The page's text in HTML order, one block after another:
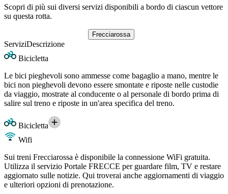
Scopri di più sui diversi servizi disponibili a bordo di ciascun vettore
su questa rotta.
Frecciarossa
ServiziDescrizione
Bicicletta
Le bici pieghevoli sono ammesse come bagaglio a mano, mentre le
bici non pieghevoli devono essere smontate e riposte nelle custodie
da viaggio, mostrate al conducente o al personale di bordo prima di
salire sul treno e riposte in un'area specifica del treno.
Bicicletta
Wifi
Sui treni Frecciarossa è disponibile la connessione WiFi gratuita.
Utilizza il servizio Portale FRECCE per guardare film, TV e restare
aggiornato sulle notizie. Qui troverai anche aggiornamenti di viaggio
e ulteriori opzioni di prenotazione.